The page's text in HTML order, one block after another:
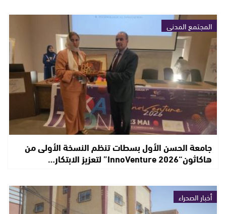
المجتمع المدني
جامعة الحسن الأول بسطات تنظم النسخة الأولى من
هاكاثون“InnoVenture 2026” لتعزيز الابتكار…
أخبار الصحراء